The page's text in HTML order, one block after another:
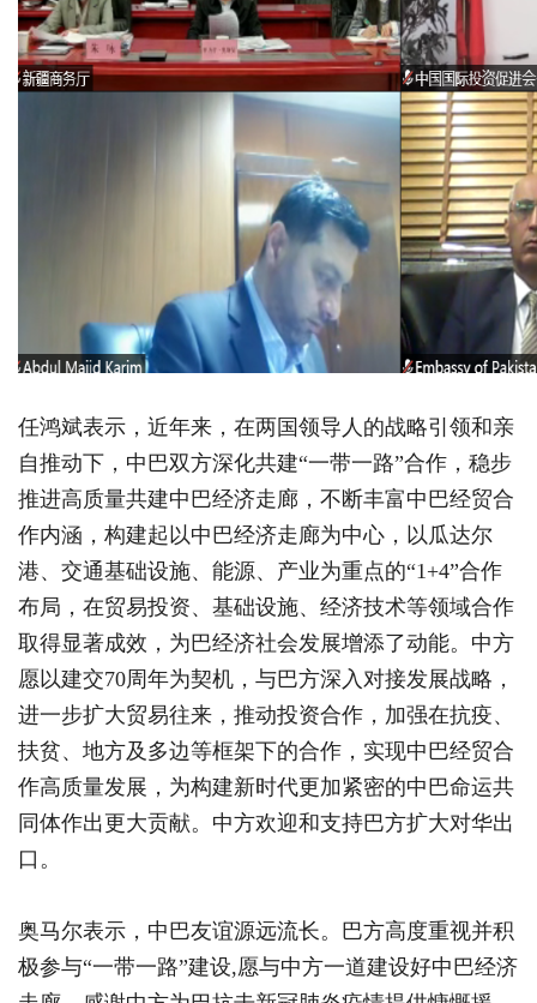
任鸿斌表示，近年来，在两国领导人的战略引领和亲
自推动下，中巴双方深化共建“一带一路”合作，稳步
推进高质量共建中巴经济走廊，不断丰富中巴经贸合
作内涵，构建起以中巴经济走廊为中心，以瓜达尔
港、交通基础设施、能源、产业为重点的“1+4”合作
布局，在贸易投资、基础设施、经济技术等领域合作
取得显著成效，为巴经济社会发展增添了动能。中方
愿以建交70周年为契机，与巴方深入对接发展战略，
进一步扩大贸易往来，推动投资合作，加强在抗疫、
扶贫、地方及多边等框架下的合作，实现中巴经贸合
作高质量发展，为构建新时代更加紧密的中巴命运共
同体作出更大贡献。中方欢迎和支持巴方扩大对华出
口。
奥马尔表示，中巴友谊源远流长。巴方高度重视并积
极参与“一带一路”建设,愿与中方一道建设好中巴经济